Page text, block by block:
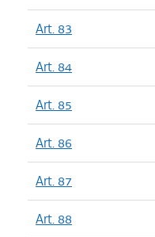
Art. 83
Art. 84
Art. 85
Art. 86
Art. 87
Art. 88